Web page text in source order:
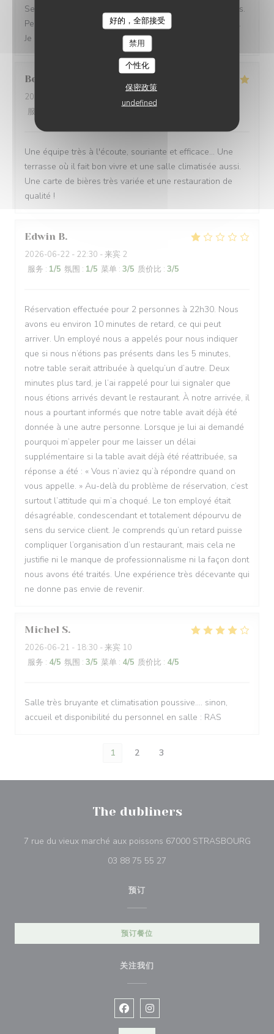
好的，全部接受
禁用
个性化
保密政策
undefined
Service rapide pour une pause déjeuner entre collègues.
Personnel agréable et efficace. Le plat du jour était bon.
Je recommande cet établissement
Bernard
2026-06-17
服务
Une équipe très à l'écoute, souriante et efficace... Une
terrasse où il fait bon vivre et une salle climatisée aussi.
Une carte de bières très variée et une restauration de
qualité !
Edwin B
2026-06-22 - 22:30 - 来宾 2
服务 : 1/5 氛围 : 1/5 菜单 : 3/5 质价比 : 3/5
Réservation effectuée pour 2 personnes à 22h30. Nous
avons eu environ 10 minutes de retard, ce qui peut
arriver. Un employé nous a appelés pour nous indiquer
que si nous n’étions pas présents dans les 5 minutes,
notre table serait attribuée à quelqu’un d’autre. Deux
minutes plus tard, je l’ai rappelé pour lui signaler que
nous étions arrivés devant le restaurant. À notre arrivée, il
nous a pourtant informés que notre table avait déjà été
donnée à une autre personne. Lorsque je lui ai demandé
pourquoi m’appeler pour me laisser un délai
supplémentaire si la table avait déjà été réattribuée, sa
réponse a été : « Vous n’aviez qu’à répondre quand on
vous appelle. » Au-delà du problème de réservation, c’est
surtout l’attitude qui m’a choqué. Le ton employé était
désagréable, condescendant et totalement dépourvu de
sens du service client. Je comprends qu’un retard puisse
compliquer l’organisation d’un restaurant, mais cela ne
justifie ni le manque de professionnalisme ni la façon dont
nous avons été traités. Une expérience très décevante qui
ne donne pas envie de revenir.
Michel S
2026-06-21 - 18:30 - 来宾 10
服务 : 4/5 氛围 : 3/5 菜单 : 4/5 质价比 : 4/5
Salle très bruyante et climatisation poussive.... sinon,
accueil et disponibilité du personnel en salle : RAS
1 2 3
The dubliners
7 rue du vieux marché aux poissons 67000 STRASBOURG((在
03 88 75 55 27
预订
预订餐位
关注我们
Facebook ((在新窗口中打开))
Instagram ((在新窗口中打开))